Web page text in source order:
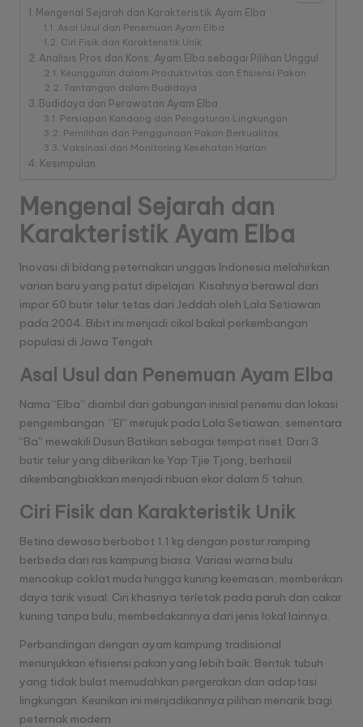
D
a
T
r
p
a
n
a
s
Mengenal Sejarah dan Karakteristik Ayam Elba
Asal Usul dan Penemuan Ayam Elba
Ciri Fisik dan Karakteristik Unik
Analisis Pros dan Kons: Ayam Elba sebagai Pilihan Unggul
Keunggulan dalam Produktivitas dan Efisiensi Pakan
Tantangan dalam Budidaya
Budidaya dan Perawatan Ayam Elba
Persiapan Kandang dan Pengaturan Lingkungan
Pemilihan dan Penggunaan Pakan Berkualitas
Vaksinasi dan Monitoring Kesehatan Harian
Kesimpulan
Mengenal Sejarah dan
Karakteristik Ayam Elba
Inovasi di bidang peternakan unggas Indonesia melahirkan
varian baru yang patut dipelajari. Kisahnya berawal dari
impor 60 butir telur tetas dari Jeddah oleh Lala Setiawan
pada 2004. Bibit ini menjadi cikal bakal perkembangan
populasi di Jawa Tengah.
Asal Usul dan Penemuan Ayam Elba
Nama “Elba” diambil dari gabungan inisial penemu dan lokasi
pengembangan. “El” merujuk pada Lala Setiawan, sementara
“Ba” mewakili Dusun Batikan sebagai tempat riset. Dari 3
butir telur yang diberikan ke Yap Tjie Tjong, berhasil
dikembangbiakkan menjadi ribuan ekor dalam 5 tahun.
Ciri Fisik dan Karakteristik Unik
Betina dewasa berbobot 1.1 kg dengan postur ramping
berbeda dari ras kampung biasa. Variasi warna bulu
mencakup coklat muda hingga kuning keemasan, memberikan
daya tarik visual. Ciri khasnya terletak pada paruh dan cakar
kuning tanpa bulu, membedakannya dari jenis lokal lainnya.
Perbandingan dengan ayam kampung tradisional
menunjukkan efisiensi pakan yang lebih baik. Bentuk tubuh
yang tidak bulat memudahkan pergerakan dan adaptasi
lingkungan. Keunikan ini menjadikannya pilihan menarik bagi
peternak modern.